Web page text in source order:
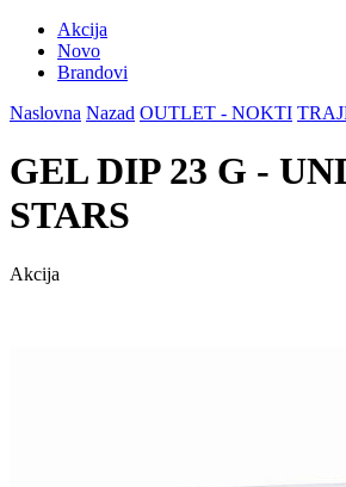
Akcija
Novo
Brandovi
Naslovna Nazad OUTLET - NOKTI
GEL DIP 23 G -
STARS
Akcija